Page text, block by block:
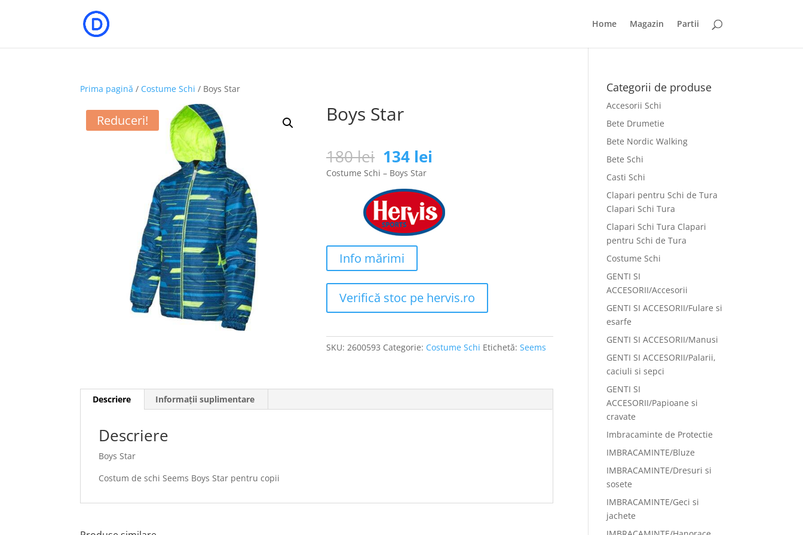
Home Magazin Partii
Prima pagină / Costume Schi / Boys Star
Reduceri! Boys Star
180lei Prețul
inițial
a
fost:
180 lei.
134 lei
134 lei.
Costume Schi – Boys Star
Info mărimi
Verifică stoc pe hervis.ro
SKU:2600593 Categorie: Costume Schi Etichetă:Seems
Descriere Informații suplimentare
Descriere
Boys Star
Costum de schi Seems Boys Star pentru copii
Categorii de produse
Accesorii Schi
Bete Drumetie
Bete Nordic Walking
Bete Schi
Casti Schi
Clapari pentru Schi de Tura
Clapari Schi Tura
Clapari Schi Tura Clapari
pentru Schi de Tura
Costume Schi
GENTI SI
ACCESORII/Accesorii
GENTI SI ACCESORII/Fulare si
esarfe
GENTI SI ACCESORII/Manusi
GENTI SI ACCESORII/Palarii,
caciuli si sepci
GENTI SI
ACCESORII/Papioane si
cravate
Imbracaminte de Protectie
IMBRACAMINTE/Bluze
IMBRACAMINTE/Dresuri si
sosete
IMBRACAMINTE/Geci si
jachete